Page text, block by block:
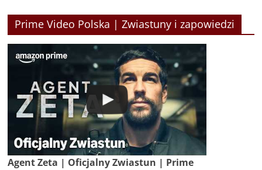
Prime Video Polska | Zwiastuny i zapowiedzi
Agent Zeta | Oficjalny Zwiastun | Prime